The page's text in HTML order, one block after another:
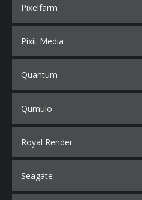
Pixelfarm
Pixit Media
Quantum
Qumulo
Royal Render
Seagate